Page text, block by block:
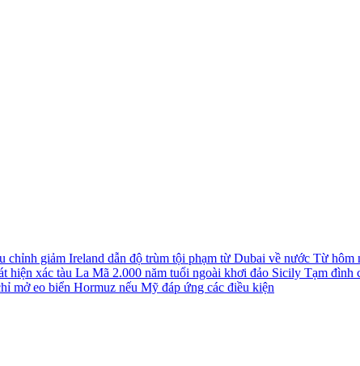
chỉnh giảm Ireland dẫn độ trùm tội phạm từ Dubai về nước Từ hôm
hiện xác tàu La Mã 2.000 năm tuổi ngoài khơi đảo Sicily Tạm đình
mở eo biển Hormuz nếu Mỹ đáp ứng các điều kiện